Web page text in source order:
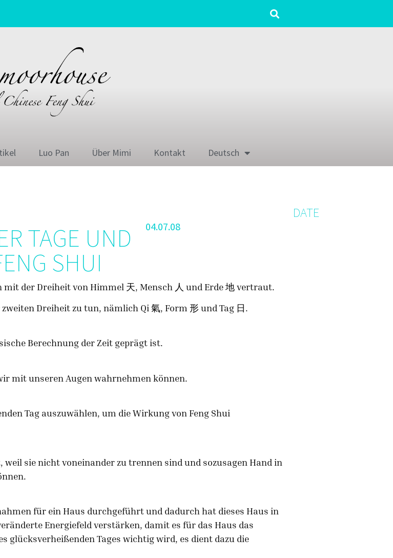
Luo Pan Über Mimi Kontakt Deutsch
TAGE UND D
SHUI
DATE
04.07.08
der Dreiheit von Himmel 天, Mensch 人 und Erde 地 vertraut.
Dreiheit zu tun, nämlich Qi 氣, Form 形 und Tag 日.
Berechnung der Zeit geprägt ist.
mit unseren Augen wahrnehmen können.
Tag auszuwählen, um die Wirkung von Feng Shui
sie nicht voneinander zu trennen sind und sozusagen Hand in
für ein Haus durchgeführt und dadurch hat dieses Haus in
Energiefeld verstärken, damit es für das Haus das
glücksverheißenden Tages wichtig wird, es dient dazu die